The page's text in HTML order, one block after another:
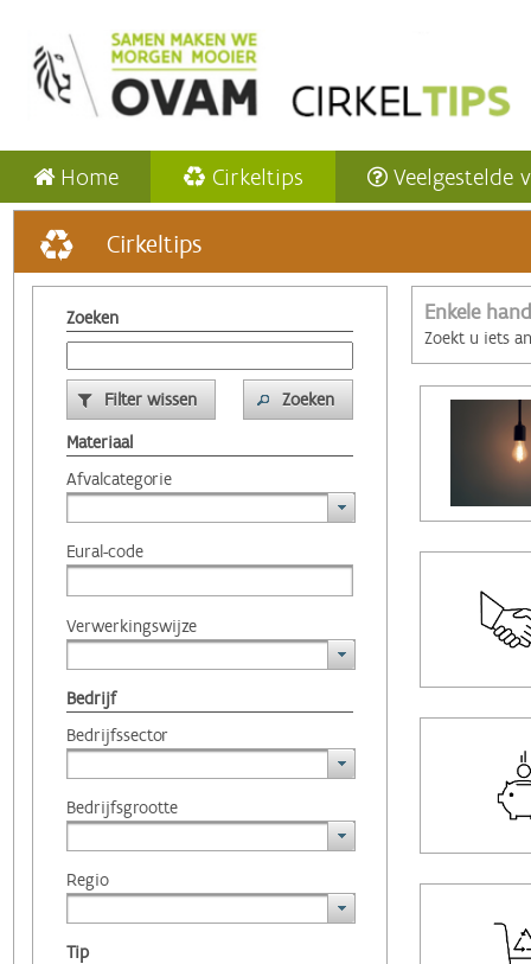
Home Cirkeltips Veelgestelde
Cirkeltips
Zoeken
Filter wissen
Zoeken
Materiaal
Afvalcategorie
Eural-code
Verwerkingswijze
Bedrijf
Bedrijfssector
Bedrijfsgrootte
Regio
Tip
Enkele
Zoekt u iets